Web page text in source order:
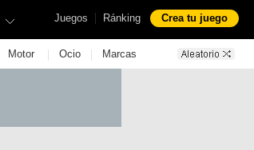
Juegos | Ránking Crea tu juego
Motor | Ocio | Marcas